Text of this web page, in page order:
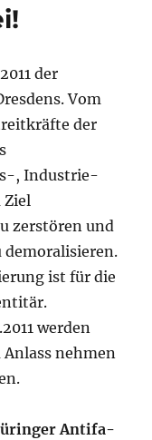
Aus
der
Vom
der
, Industrie-
Ziel
zerstören und
demoralisieren.
ist für die
werden
Anlass nehmen
Antifa-